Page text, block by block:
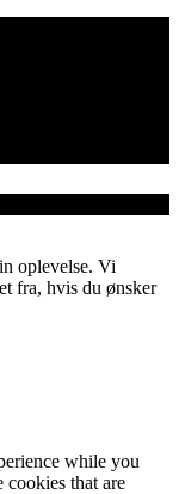
oplevelse. Vi
fra, hvis du ønsker
while you
cookies that are